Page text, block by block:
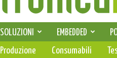
SOLUZIONI EMBEDDED
PCB
Produzione Consumabili